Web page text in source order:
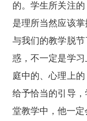
的。学生所关注
是理所当然应该
与我们的教学脱
惑，不一定是学
庭中的、心理上的
给予恰当的引导
堂教学中，他一定